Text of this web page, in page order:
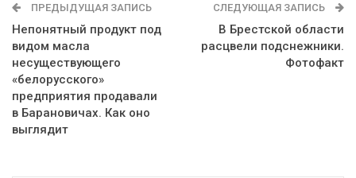
ПРЕДЫДУЩАЯ ЗАПИСЬ
Непонятный продукт под
видом масла
несуществующего
«белорусского»
предприятия продавали
в Барановичах. Как оно
выглядит
СЛЕДУЮЩАЯ ЗАПИСЬ
В Брестской области
расцвели подснежники.
Фотофакт